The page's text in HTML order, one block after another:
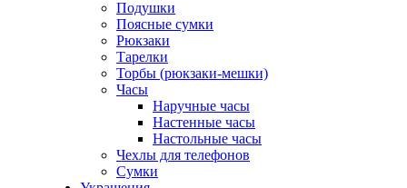
Подушки
Поясные сумки
Рюкзаки
Тарелки
Торбы (рюкзаки-мешки)
Часы
Наручные часы
Настенные часы
Настольные часы
Чехлы для телефонов
Сумки